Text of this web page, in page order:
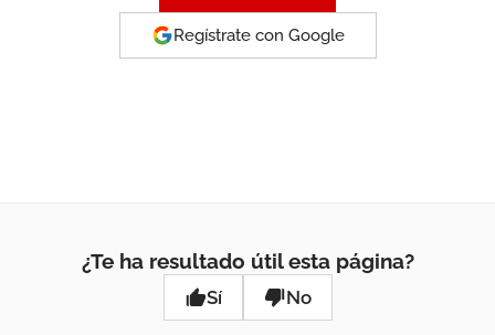
Regístrate con Google
¿Te ha resultado útil esta página?
Sí No